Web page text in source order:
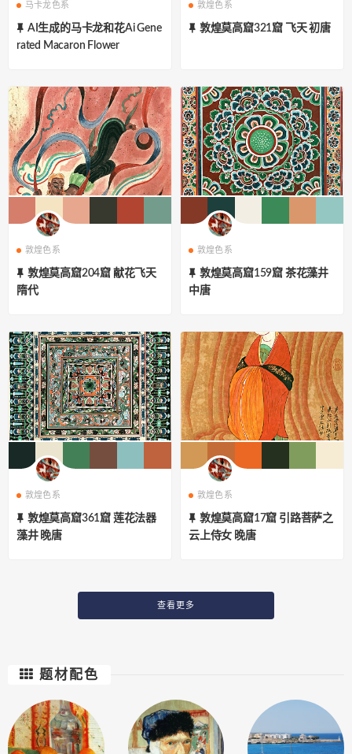
马卡龙色系
AI生成的马卡龙和花Ai Gene
rated Macaron Flower
敦煌色系
敦煌莫高窟321窟 飞天 初唐
敦煌色系
敦煌莫高窟204窟 献花飞天
隋代
敦煌色系
敦煌莫高窟159窟 茶花藻井
中唐
敦煌色系
敦煌莫高窟361窟 莲花法器
藻井 晚唐
敦煌色系
敦煌莫高窟17窟 引路菩萨之
云上侍女 晚唐
查看更多
题材配色